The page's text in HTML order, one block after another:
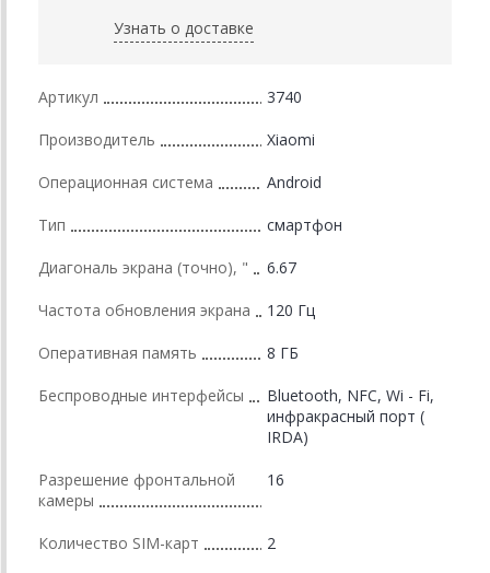
Узнать о доставке
Артикул 3740
Производитель Xiaomi
Операционная система Android
Тип смартфон
Диагональ экрана (точно), " 6.67
Частота обновления экрана 120 Гц
Оперативная память 8 ГБ
Беспроводные интерфейсы
Bluetooth, NFC, Wi - Fi,
инфракрасный порт (
IRDA)
Разрешение фронтальной
камеры
16
Количество SIM-карт 2